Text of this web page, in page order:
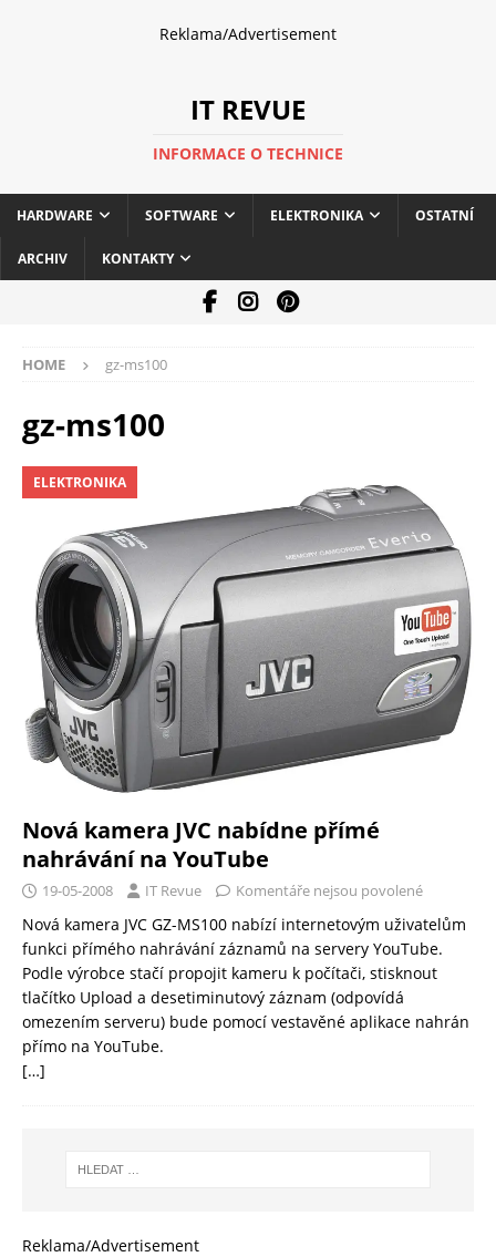
Reklama/Advertisement
IT REVUE
INFORMACE O TECHNICE
HARDWARE SOFTWARE ELEKTRONIKA OSTATNÍ
ARCHIV KONTAKTY
HOME gz-ms100
gz-ms100
ELEKTRONIKA
Nová kamera JVC nabídne přímé
nahrávání na YouTube
19-05-2008 IT Revue Komentáře nejsou povolené
Nová kamera JVC GZ-MS100 nabízí internetovým uživatelům
funkci přímého nahrávání záznamů na servery YouTube.
Podle výrobce stačí propojit kameru k počítači, stisknout
tlačítko Upload a desetiminutový záznam (odpovídá
omezením serveru) bude pomocí vestavěné aplikace nahrán
přímo na YouTube.
[…]
Reklama/Advertisement